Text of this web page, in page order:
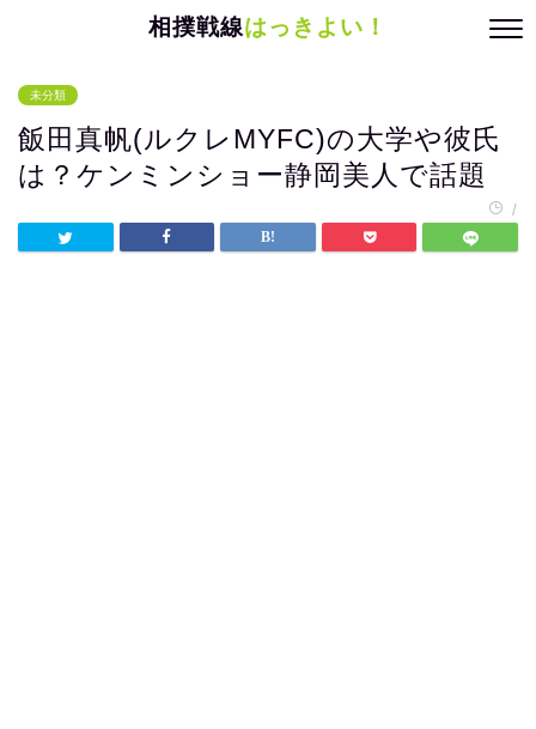
相撲戦線はっきよい！
未分類
飯田真帆(ルクレMYFC)の大学や彼氏
は？ケンミンショー静岡美人で話題
/